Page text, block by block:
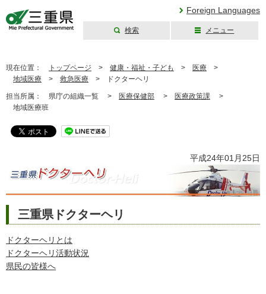
Foreign Languages
検索 メニュー
現在位置： トップページ > 健康・福祉・子ども > 医療 >
地域医療 > 救急医療 > ドクターヘリ
担当所属： 県庁の組織一覧 > 医療保健部 > 医療政策課 >
地域医療班
平成24年01月25日
三重県ドクターヘリ
ドクターヘリとは
ドクターヘリ活動状況
県民の皆様へ